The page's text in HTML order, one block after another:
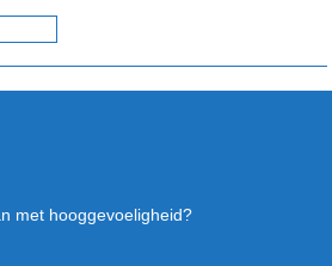
met hooggevoeligheid?